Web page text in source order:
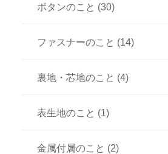
ボタンのこと (30)
ファスナーのこと (14)
裏地・芯地のこと (4)
表生地のこと (1)
金属付属のこと (2)